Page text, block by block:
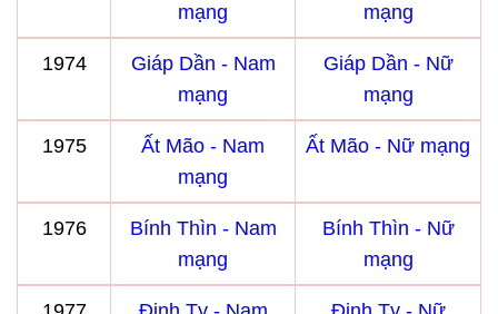
mạng mạng
1974
Giáp Dần - Nam
mạng
Giáp Dần - Nữ
mạng
1975
Ất Mão - Nam
mạng
Ất Mão - Nữ mạng
1976
Bính Thìn - Nam
mạng
Bính Thìn - Nữ
mạng